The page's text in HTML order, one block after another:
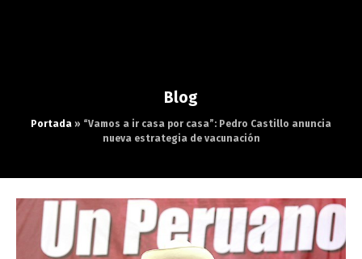
Blog
Portada » “Vamos a ir casa por casa”: Pedro Castillo anuncia
nueva estrategia de vacunación